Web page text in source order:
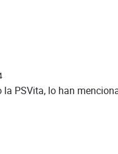
PSVita, lo han